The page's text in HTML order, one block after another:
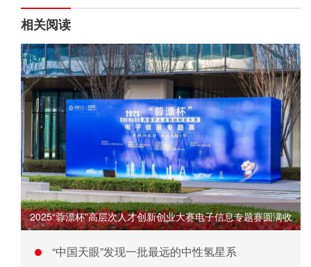
相关阅读
2025“蓉漂杯”高层次人才创新创业大赛电子信息专题赛圆满收
“中国天眼”发现一批最远的中性氢星系